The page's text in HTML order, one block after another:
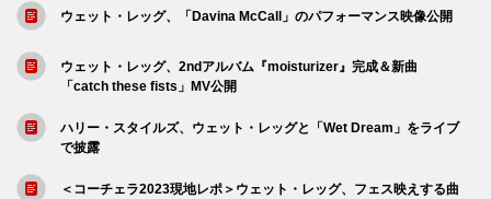
ウェット・レッグ、「Davina McCall」のパフォーマンス映像公開
ウェット・レッグ、2ndアルバム『moisturizer』完成＆新曲
「catch these fists」MV公開
ハリー・スタイルズ、ウェット・レッグと「Wet Dream」をライブ
で披露
＜コーチェラ2023現地レポ＞ウェット・レッグ、フェス映えする曲